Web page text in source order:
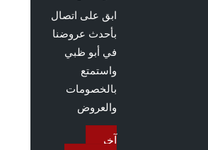
ابق على اتصال
بأحدث عروضنا
في أبو ظبي
واستمتع
بالخصومات
والعروض
آخر